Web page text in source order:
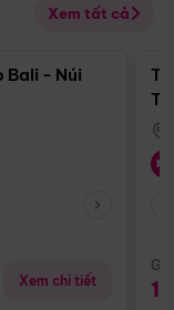
Xem tất cả
Điểm nổi bật
Bali - Núi
Xem chi tiết